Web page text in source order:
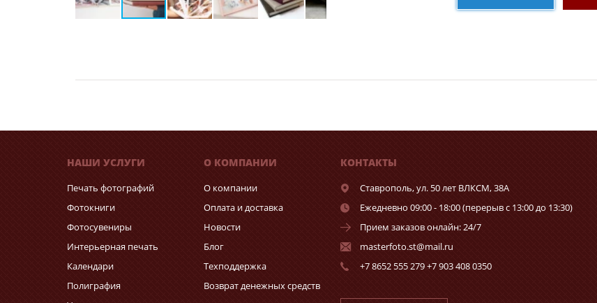
НАШИ УСЛУГИ
Печать фотографий
Фотокниги
Фотосувениры
Интерьерная печать
Календари
Полиграфия
О КОМПАНИИ
О компании
Оплата и доставка
Новости
Блог
Техподдержка
Возврат денежных средств
КОНТАКТЫ
Ставрополь,ул. 50 лет ВЛКСМ, 38А
Ежедневно 09:00 - 18:00 (перерыв с 13:00 до 13:30)
Прием заказов онлайн: 24/7
masterfoto.st@mail.ru
+7 8652 555 279 +7 903 408 0350